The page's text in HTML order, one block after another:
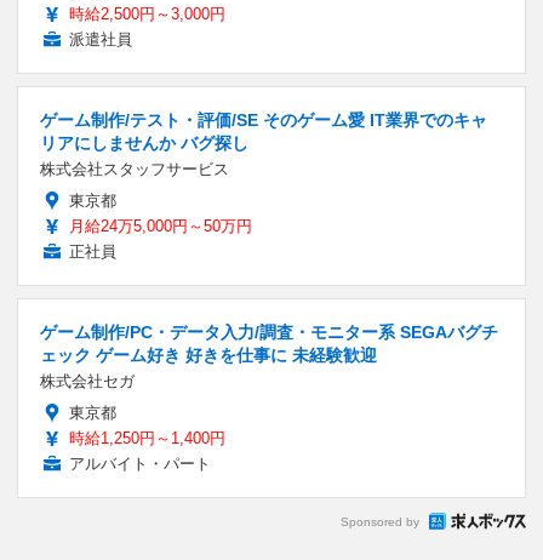
時給2,500円～3,000円
派遣社員
ゲーム制作/テスト・評価/SE そのゲーム愛 IT業界でのキャ
リアにしませんか バグ探し
株式会社スタッフサービス
東京都
月給24万5,000円～50万円
正社員
ゲーム制作/PC・データ入力/調査・モニター系 SEGAバグチ
ェック ゲーム好き 好きを仕事に 未経験歓迎
株式会社セガ
東京都
時給1,250円～1,400円
アルバイト・パート
Sponsored by